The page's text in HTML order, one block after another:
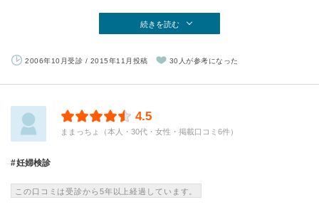
続きを読む
2006年10月受診 / 2015年11月投稿 30人が参考になった
4.5
ままっちょ（本人・30代・女性・掲載口コミ6件）
妊婦検診
この口コミは受診から5年以上経過しています。